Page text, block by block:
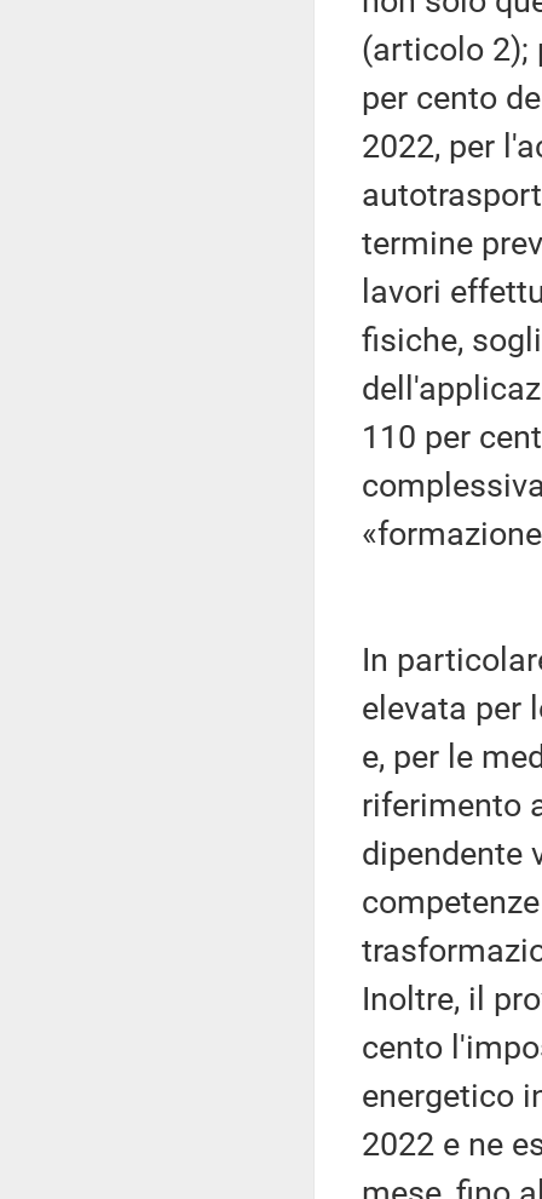
(articolo 2);
per cento
2022, per
termine
lavori
fisiche,
110 per
In
elevata per
e, per le
riferimento
dipendente
Inoltre, il
cento
energetico
2022 e ne